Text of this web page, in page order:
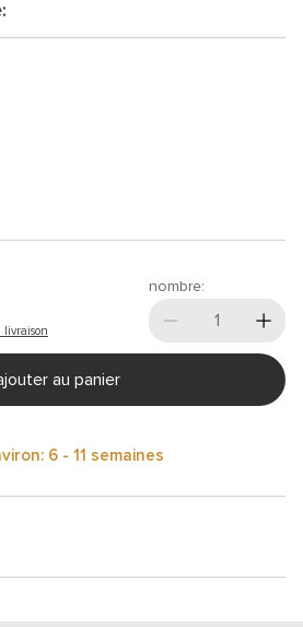
livraison
nombre:
au panier
6 - 11 semaines